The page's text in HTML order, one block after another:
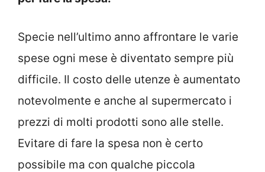
Specie nell’ultimo anno affrontare le varie
spese ogni mese è diventato sempre più
difficile. Il costo delle utenze è aumentato
notevolmente e anche al supermercato i
prezzi di molti prodotti sono alle stelle.
Evitare di fare la spesa non è certo
possibile ma con qualche piccola